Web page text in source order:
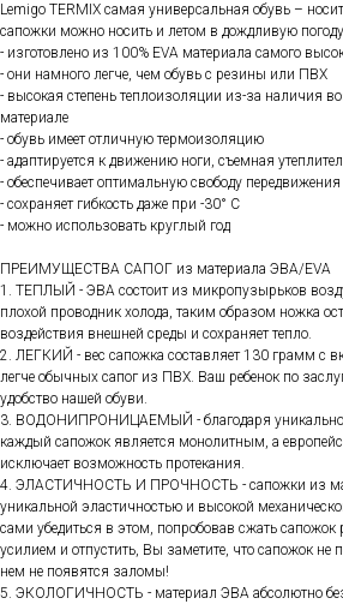
Lemigo TERMIX самая универсальная обувь –
сапожки можно носить и летом в дождливую
- изготовлено из 100% EVA материала самого
- они намного легче, чем обувь с резины или ПВХ
- высокая степень теплоизоляции из-за наличия
материале
- обувь имеет отличную термоизоляцию
- адаптируется к движению ноги, съемная
- обеспечивает оптимальную свободу передвижения
- сохраняет гибкость даже при -30° C
- можно использовать круглый год
ПРЕИМУЩЕСТВА САПОГ из материала ЭВА/EVA
1. ТЕПЛЫЙ - ЭВА состоит из микропузырьков
плохой проводник холода, таким образом ножка
воздействия внешней среды и сохраняет тепло.
2. ЛЕГКИЙ - вес сапожка составляет 130 грамм с
легче обычных сапог из ПВХ. Ваш ребенок по
удобство нашей обуви.
3. ВОДОНИПРОНИЦАЕМЫЙ - благодаря уникальной
каждый сапожок является монолитным, а
исключает возможность протекания.
4. ЭЛАСТИЧНОСТЬ И ПРОЧНОСТЬ - сапожки из
уникальной эластичностью и высокой
сами убедиться в этом, попробовав сжать
усилием и отпустить, Вы заметите, что сапожок
нем не появятся заломы!
5. ЭКОЛОГИЧНОСТЬ - материал ЭВА абсолютно